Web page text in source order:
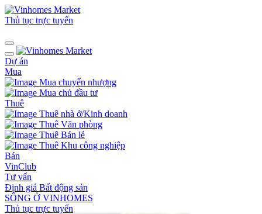
Thủ tục trực tuyến
Dự án
Mua
Mua chuyển nhượng
Mua chủ đầu tư
Thuê
Thuê nhà ở/Kinh doanh
Thuê Văn phòng
Thuê Bán lẻ
Thuê Khu công nghiệp
Bán
VinClub
Tư vấn
Định giá Bất động sản
SỐNG Ở VINHOMES
Thủ tục trực tuyến